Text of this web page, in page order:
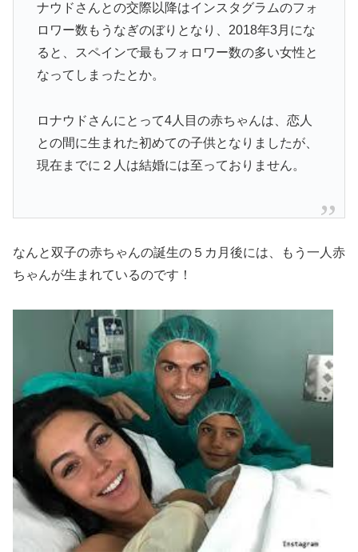
ナウドさんとの交際以降はインスタグラムのフォ
ロワー数もうなぎのぼりとなり、2018年3月にな
ると、スペインで最もフォロワー数の多い女性と
なってしまったとか。
ロナウドさんにとって4人目の赤ちゃんは、恋人
との間に生まれた初めての子供となりましたが、
現在までに２人は結婚には至っておりません。
なんと双子の赤ちゃんの誕生の５カ月後には、もう一人赤
ちゃんが生まれているのです！